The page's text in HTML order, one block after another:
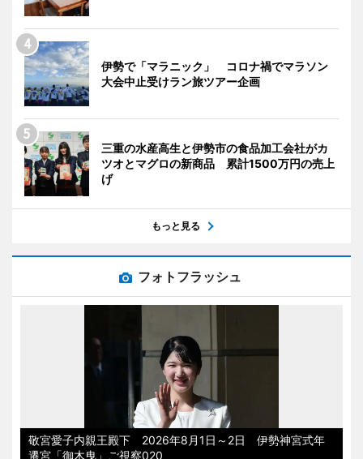
伊勢で「マラニック」 コロナ禍でマラソン
大会中止受けラン旅ツアー企画
三重の水産高生と伊勢市の食品加工会社がカ
ツオとマグロの新商品 累計1500万円の売上
げ
もっと見る
フォトフラッシュ
敬宮愛子内親王殿下 2026年8月1日～2日 伊勢神宮式年
遷宮「御木曳」ご視察020